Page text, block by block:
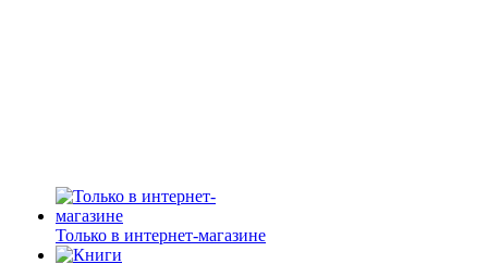
Только в интернет-магазине